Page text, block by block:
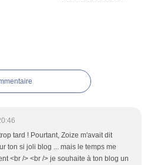
tard ! Pourtant, Zoize m'avait dit
ton si joli blog ... mais le temps me
<br /> <br /> je souhaite à ton blog un